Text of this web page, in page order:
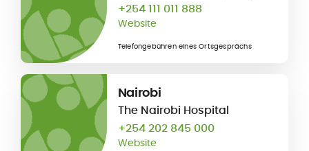
+254 111 011 888
Website
Telefongebühren eines Ortsgesprächs
Nairobi
The Nairobi Hospital
+254 202 845 000
Website